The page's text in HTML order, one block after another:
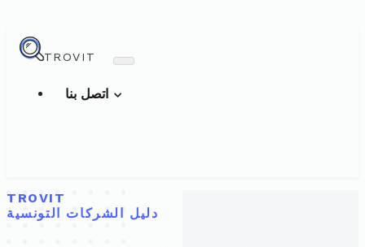
TROVIT
TROVIT
دليل الشركات التونسية